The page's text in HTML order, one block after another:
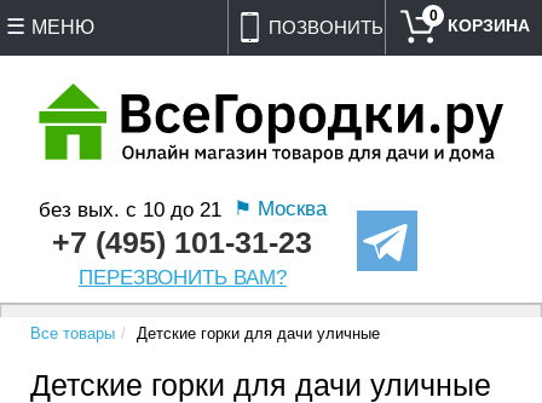
ПОЗВОНИТЬ
без вых. с 10 до 21 ⚑ Москва
+7 (495) 101-31-23
ПЕРЕЗВОНИТЬ ВАМ?
0
МЕНЮ
Все товары Детские горки для дачи уличные
Детские горки для дачи уличные